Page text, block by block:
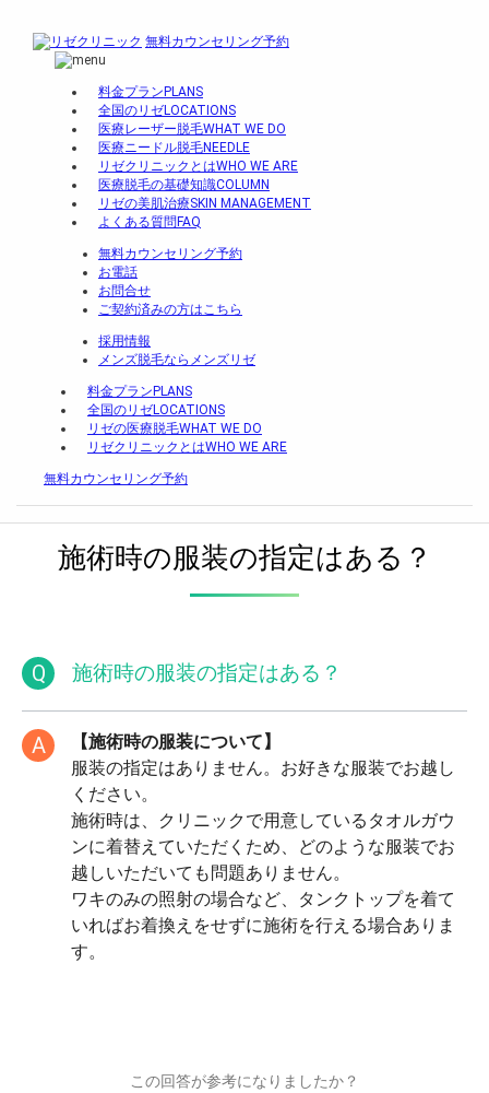
無料カウンセリング予約
料金プラン PLANS
全国のリゼLOCATIONS
医療レーザー脱毛WHAT WE DO
医療ニードル脱毛NEEDLE
リゼクリニックとはWHO WE ARE
医療脱毛の基礎知識COLUMN
リゼの美肌治療SKIN MANAGEMENT
よくある質問 FAQ
無料カウンセリング予約
お電話
お問合せ
ご契約済みの方はこちら
採用情報
メンズ脱毛ならメンズリゼ
料金プラン PLANS
全国のリゼLOCATIONS
リゼの医療脱毛WHAT WE DO
リゼクリニックとはWHO WE ARE
無料カウンセリング予約
施術時の服装の指定はある？
Q 施術時の服装の指定はある？
A
【施術時の服装について】
服装の指定はありません。お好きな服装でお越し
ください。
施術時は、クリニックで用意しているタオルガウ
ンに着替えていただくため、どのような服装でお
越しいただいても問題ありません。
ワキのみの照射の場合など、タンクトップを着て
いればお着換えをせずに施術を行える場合ありま
す。
この回答が参考になりましたか？